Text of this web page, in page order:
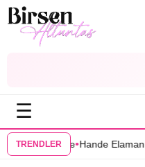
☰
TRENDLER
“Tutsak Sevda” dizisinin